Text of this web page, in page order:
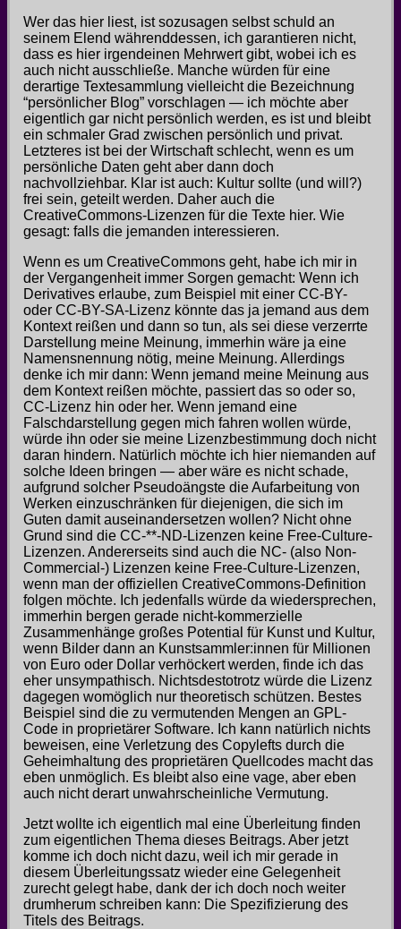
Wer das hier liest, ist sozusagen selbst schuld an
seinem Elend währenddessen, ich garantieren nicht,
dass es hier irgendeinen Mehrwert gibt, wobei ich es
auch nicht ausschließe. Manche würden für eine
derartige Textesammlung vielleicht die Bezeichnung
“persönlicher Blog” vorschlagen — ich möchte aber
eigentlich gar nicht persönlich werden, es ist und bleibt
ein schmaler Grad zwischen persönlich und privat.
Letzteres ist bei der Wirtschaft schlecht, wenn es um
persönliche Daten geht aber dann doch
nachvollziehbar. Klar ist auch: Kultur sollte (und will?)
frei sein, geteilt werden. Daher auch die
CreativeCommons-Lizenzen für die Texte hier. Wie
gesagt: falls die jemanden interessieren.
Wenn es um CreativeCommons geht, habe ich mir in
der Vergangenheit immer Sorgen gemacht: Wenn ich
Derivatives erlaube, zum Beispiel mit einer CC-BY-
oder CC-BY-SA-Lizenz könnte das ja jemand aus dem
Kontext reißen und dann so tun, als sei diese verzerrte
Darstellung meine Meinung, immerhin wäre ja eine
Namensnennung nötig, meine Meinung. Allerdings
denke ich mir dann: Wenn jemand meine Meinung aus
dem Kontext reißen möchte, passiert das so oder so,
CC-Lizenz hin oder her. Wenn jemand eine
Falschdarstellung gegen mich fahren wollen würde,
würde ihn oder sie meine Lizenzbestimmung doch nicht
daran hindern. Natürlich möchte ich hier niemanden auf
solche Ideen bringen — aber wäre es nicht schade,
aufgrund solcher Pseudoängste die Aufarbeitung von
Werken einzuschränken für diejenigen, die sich im
Guten damit auseinandersetzen wollen? Nicht ohne
Grund sind die CC-**-ND-Lizenzen keine Free-Culture-
Lizenzen. Andererseits sind auch die NC- (also Non-
Commercial-) Lizenzen keine Free-Culture-Lizenzen,
wenn man der offiziellen CreativeCommons-Definition
folgen möchte. Ich jedenfalls würde da wiedersprechen,
immerhin bergen gerade nicht-kommerzielle
Zusammenhänge großes Potential für Kunst und Kultur,
wenn Bilder dann an Kunstsammler:innen für Millionen
von Euro oder Dollar verhöckert werden, finde ich das
eher unsympathisch. Nichtsdestotrotz würde die Lizenz
dagegen womöglich nur theoretisch schützen. Bestes
Beispiel sind die zu vermutenden Mengen an GPL-
Code in proprietärer Software. Ich kann natürlich nichts
beweisen, eine Verletzung des Copylefts durch die
Geheimhaltung des proprietären Quellcodes macht das
eben unmöglich. Es bleibt also eine vage, aber eben
auch nicht derart unwahrscheinliche Vermutung.
Jetzt wollte ich eigentlich mal eine Überleitung finden
zum eigentlichen Thema dieses Beitrags. Aber jetzt
komme ich doch nicht dazu, weil ich mir gerade in
diesem Überleitungssatz wieder eine Gelegenheit
zurecht gelegt habe, dank der ich doch noch weiter
drumherum schreiben kann: Die Spezifizierung des
Titels des Beitrags.